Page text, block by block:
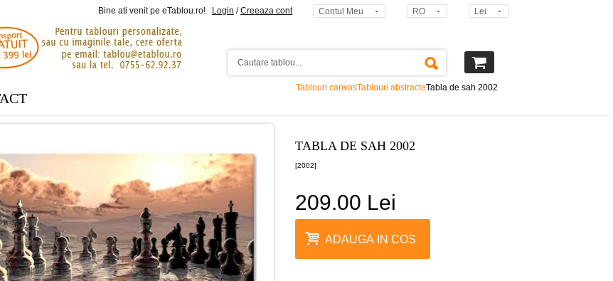
Bine ati venit pe eTablou.ro! Login /Creeaza cont Contul Meu RO Lei
Tablouri canvasTablouri abstracteTabla de sah 2002
TABLA DE SAH 2002
[2002]
209.00 Lei
ADAUGA IN COS